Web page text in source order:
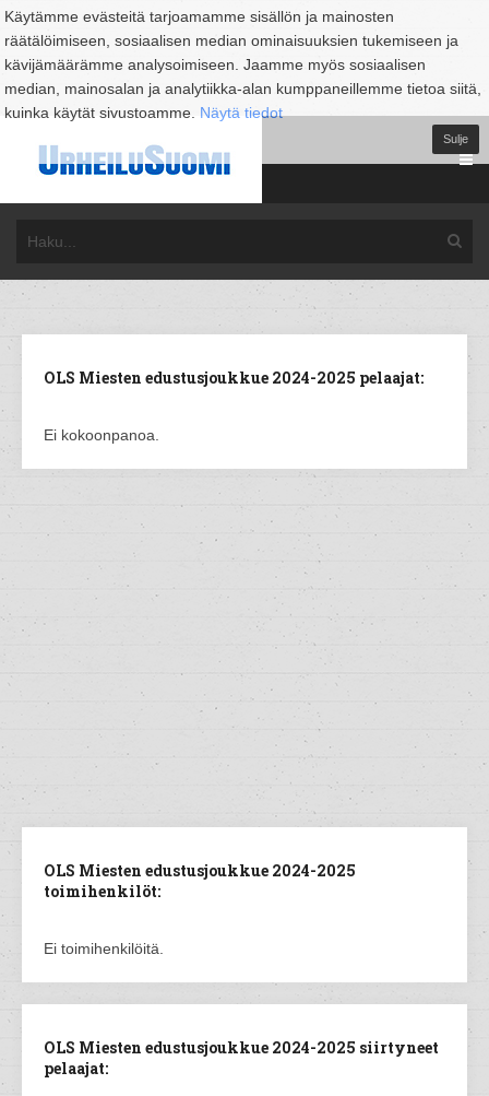
Käytämme evästeitä tarjoamamme sisällön ja mainosten
räätälöimiseen, sosiaalisen median ominaisuuksien tukemiseen ja
kävijämäärämme analysoimiseen. Jaamme myös sosiaalisen
median, mainosalan ja analytiikka-alan kumppaneillemme tietoa siitä,
kuinka käytät sivustoamme. Näytä tiedot
Sulje
OLS Miesten edustusjoukkue 2024-2025 pelaajat:
Ei kokoonpanoa.
OLS Miesten edustusjoukkue 2024-2025
toimihenkilöt:
Ei toimihenkilöitä.
OLS Miesten edustusjoukkue 2024-2025 siirtyneet
pelaajat: